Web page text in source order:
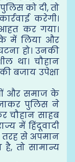
को दी, तो
करेगी।
कर गया।
में लिया और
हो। उनकी
था। चौहान
बजाय उपेक्षा
और समाज के
पुलिस ने
चौहान साहब
में हिंदूवादी
तरह से अपमान
तो सामान्य